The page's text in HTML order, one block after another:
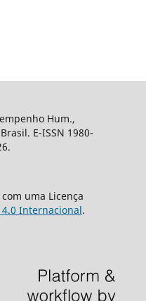
Hum.,
E-ISSN 1980-
uma Licença
Internacional.